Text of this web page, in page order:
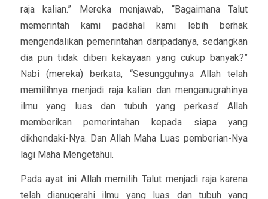
raja kalian.” Mereka menjawab, “Bagaimana Talut
memerintah kami padahal kami lebih berhak
mengendalikan pemerintahan daripadanya, sedangkan
dia pun tidak diberi kekayaan yang cukup banyak?”
Nabi (mereka) berkata, “Sesungguhnya Allah telah
memilihnya menjadi raja kalian dan menganugrahinya
ilmu yang luas dan tubuh yang perkasa’ Allah
memberikan pemerintahan kepada siapa yang
dikhendaki-Nya. Dan Allah Maha Luas pemberian-Nya
lagi Maha Mengetahui.
Pada ayat ini Allah memilih Talut menjadi raja karena
telah dianugerahi ilmu yang luas dan tubuh yang